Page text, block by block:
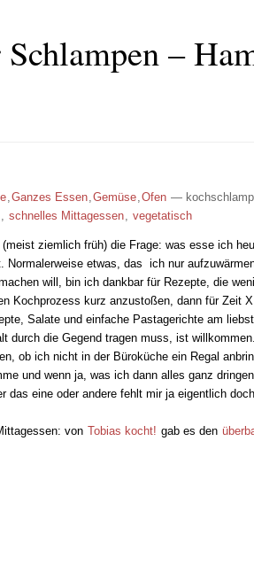
–
Ganzes Essen Gemüse Ofen —
schnelles Mittagessen vegetatisch
ziemlich früh) die Frage: was esse ich
Normalerweise etwas, das ich nur
will, bin ich dankbar für Rezepte, die
Kochprozess kurz anzustoßen, dann für Zeit
Salate und einfache Pastagerichte am
durch die Gegend tragen muss, ist willkommen.
ob ich nicht in der Büroküche ein Regal
und wenn ja, was ich dann alles ganz
das eine oder andere fehlt mir ja eigentlich
von Tobias kocht! gab es den